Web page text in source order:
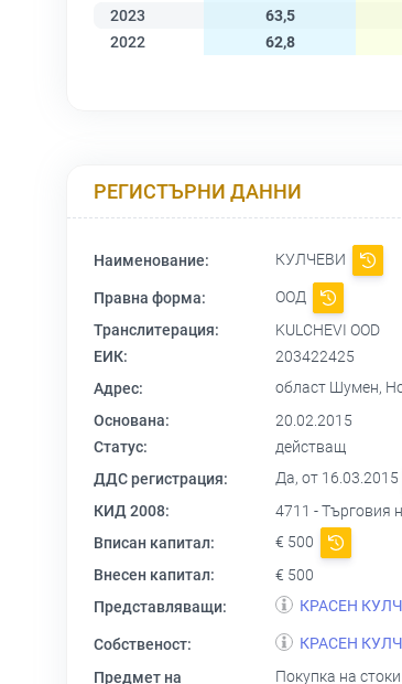
2023
63,5
2022
62,8
РЕГИСТЪРНИ ДАННИ
Наименование: КУЛЧЕВИ
Правна форма:
ООД
Транслитерация:
KULCHEVI OOD
ЕИК:
203422425
Адрес:
област Шумен,
Основана:
20.02.2015
Статус:
действащ
ДДС регистрация:
Да, от 16.03.2015
КИД 2008:
4711 - Търговия
Вписан капитал:
€ 500
Внесен капитал:
€ 500
Представляващи:
КРАСЕН
Собственост: КРАСЕН
Предмет на
Покупка на